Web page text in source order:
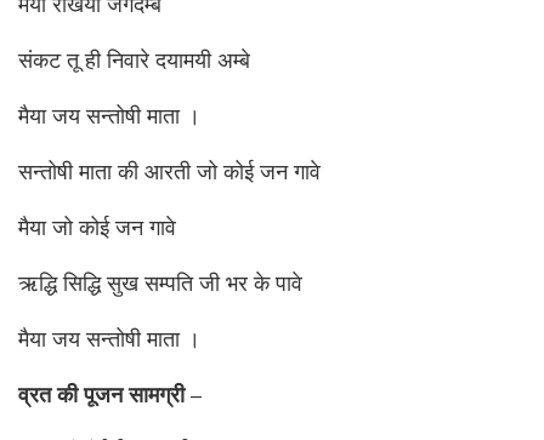
संकट तू ही निवारे दयामयी अम्बे
मैया जय सन्तोषी माता ।
सन्तोषी माता की आरती जो कोई जन गावे
मैया जो कोई जन गावे
ऋद्धि सिद्धि सुख सम्पति जी भर के पावे
मैया जय सन्तोषी माता ।
व्रतकीपूजनसामग्री –